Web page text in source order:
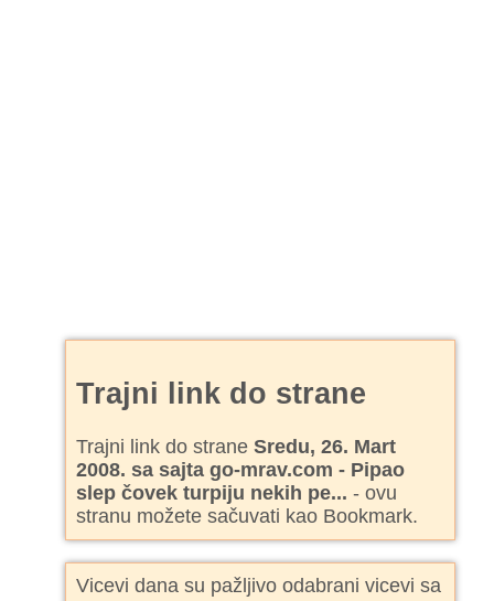
Trajni link do strane
Trajni link do straneSredu, 26. Mart
2008. sa sajta go-mrav.com - Pipao
slep čovek turpiju nekih pe... - ovu
stranu možete sačuvati kao Bookmark.
Vicevi dana su pažljivo odabrani vicevi sa